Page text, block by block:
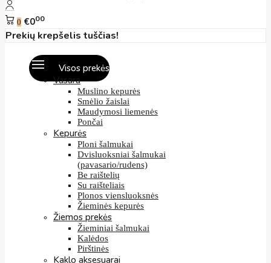
0 €000
Prekių krepšelis tuščias!
Visos prekės
Vasara
Muslino kepurės
Smėlio žaislai
Maudymosi liemenės
Pončai
Kepurės
Ploni šalmukai
Dvisluoksniai šalmukai
(pavasario/rudens)
Be raištelių
Su raišteliais
Plonos viensluoksnės
Žieminės kepurės
Žiemos prekės
Žieminiai šalmukai
Kalėdos
Pirštinės
Kaklo aksesuarai